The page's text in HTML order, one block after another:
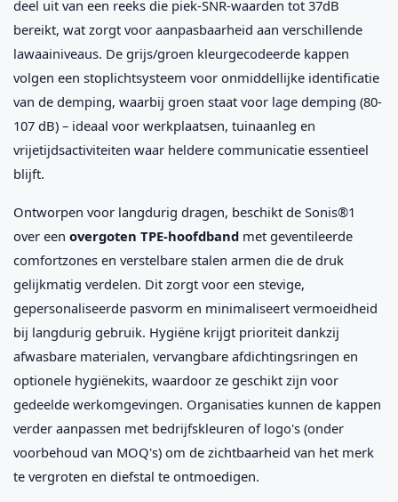
deel uit van een reeks die piek-SNR-waarden tot 37dB
bereikt, wat zorgt voor aanpasbaarheid aan verschillende
lawaainiveaus. De grijs/groen kleurgecodeerde kappen
volgen een stoplichtsysteem voor onmiddellijke identificatie
van de demping, waarbij groen staat voor lage demping (80-
107 dB) – ideaal voor werkplaatsen, tuinaanleg en
vrijetijdsactiviteiten waar heldere communicatie essentieel
blijft.
Ontworpen voor langdurig dragen, beschikt de Sonis®1
over een overgoten TPE-hoofdband met geventileerde
comfortzones en verstelbare stalen armen die de druk
gelijkmatig verdelen. Dit zorgt voor een stevige,
gepersonaliseerde pasvorm en minimaliseert vermoeidheid
bij langdurig gebruik. Hygiëne krijgt prioriteit dankzij
afwasbare materialen, vervangbare afdichtingsringen en
optionele hygiënekits, waardoor ze geschikt zijn voor
gedeelde werkomgevingen. Organisaties kunnen de kappen
verder aanpassen met bedrijfskleuren of logo's (onder
voorbehoud van MOQ's) om de zichtbaarheid van het merk
te vergroten en diefstal te ontmoedigen.